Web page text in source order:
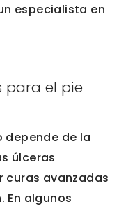
especialista en
para el pie
de la
úlceras
curas avanzadas
En algunos